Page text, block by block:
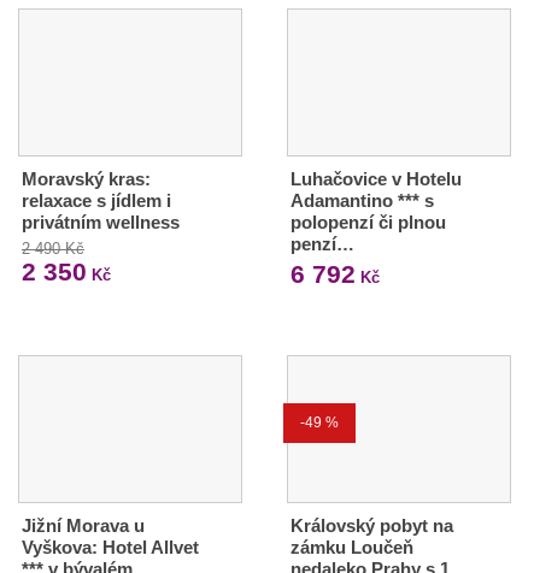
Moravský kras:
relaxace s jídlem i
privátním wellness
2 490 Kč
2 350 Kč
Luhačovice v Hotelu
Adamantino *** s
polopenzí či plnou
penzí…
6 792 Kč
Jižní Morava u
Vyškova: Hotel Allvet
*** v bývalém
-49 %
Královský pobyt na
zámku Loučeň
nedaleko Prahy s 1